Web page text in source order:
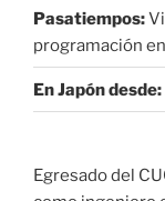
Pasatiempos:
programación
En Japón desde:
Egresado del